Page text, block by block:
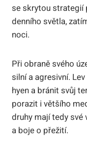
se skrytou strategií
denního světla,
noci.
Při obraně svého
silní a agresivní.
hyen a bránit svůj
porazit i většího
druhy mají tedy
a boje o přežití.